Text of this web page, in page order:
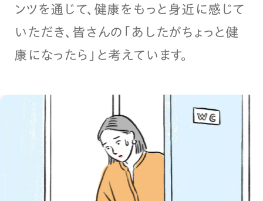
ンツを通じて、健康をもっと身近に感じて
いただき、皆さんの「あしたがちょっと健
康になったら」と考えています。